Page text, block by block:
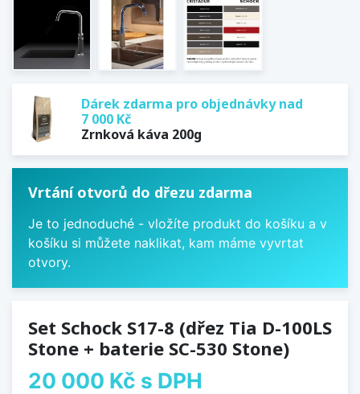
Dárek zdarma pro objednávky nad
7 000 Kč
Zrnková káva 200g
Vrtání otvorů do dřezu zdarma
Je to jednoduché - vložíte produkt do košíku a v
košíku si můžete naklikat, kam máme vyvrtat
otvory.
Set Schock S17-8 (dřez Tia D-100LS
Stone + baterie SC-530 Stone)
20 000 Kč s DPH